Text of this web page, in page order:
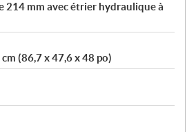
214 mm avec étrier hydraulique à
(86,7 x 47,6 x 48 po)